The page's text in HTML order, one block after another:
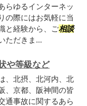
らゆるインターネッ
の際にはお気軽に当
と経験から、ご相談
ただきま...
や等級など
、北摂、北河内、北
、京都、阪神間の皆
通事故に関するあら